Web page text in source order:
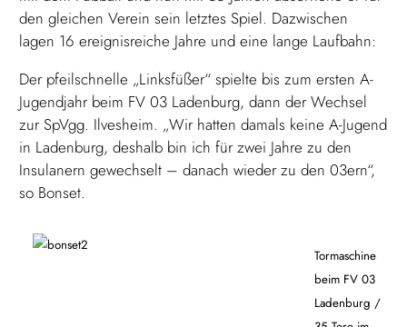
den gleichen Verein sein letztes Spiel. Dazwischen
lagen 16 ereignisreiche Jahre und eine lange Laufbahn:
Der pfeilschnelle „Linksfüßer“ spielte bis zum ersten A-
Jugendjahr beim FV 03 Ladenburg, dann der Wechsel
zur SpVgg. Ilvesheim. „Wir hatten damals keine A-Jugend
in Ladenburg, deshalb bin ich für zwei Jahre zu den
Insulanern gewechselt – danach wieder zu den 03ern“,
so Bonset.
Tormaschine
beim FV 03
Ladenburg /